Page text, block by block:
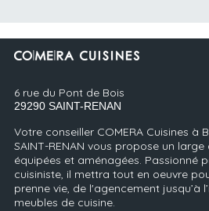
6 rue du Pont de Bois
29290 SAINT-RENAN
Votre conseiller COMERA Cuisines à
SAINT-RENAN vous propose un
équipées et aménagées. Passionné
cuisiniste, il mettra tout en oeuvre
prenne vie, de l'agencement jusqu’à
meubles de cuisine.